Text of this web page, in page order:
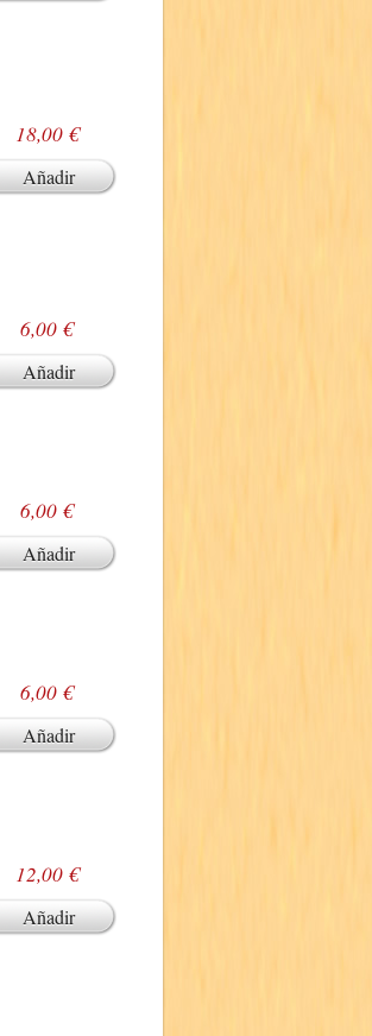
18,00 €
Añadir
6,00 €
Añadir
6,00 €
Añadir
6,00 €
Añadir
12,00 €
Añadir